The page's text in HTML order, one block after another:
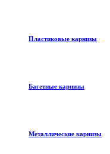
Пластиковые карнизы
Багетные карнизы
Металлические карнизы